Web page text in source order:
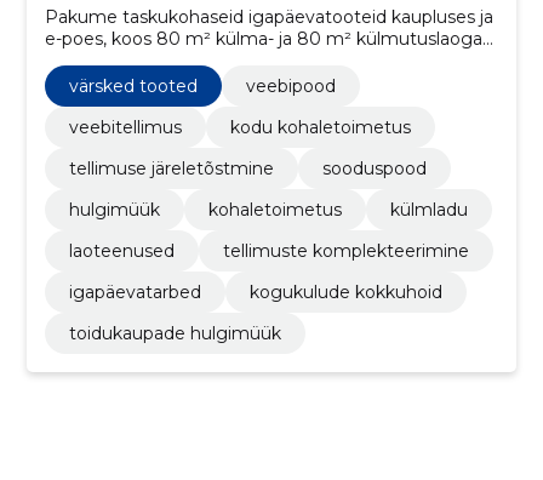
Pakume taskukohaseid igapäevatooteid kaupluses ja
e-poes, koos 80 m² külma- ja 80 m² külmutuslaoga
komplekteerimine kohalikele ettevõtetele tagavad
töökindla varustuse.
värsked tooted
veebipood
veebitellimus
kodu kohaletoimetus
tellimuse järeletõstmine
sooduspood
hulgimüük
kohaletoimetus
külmladu
laoteenused
tellimuste komplekteerimine
igapäevatarbed
kogukulude kokkuhoid
toidukaupade hulgimüük